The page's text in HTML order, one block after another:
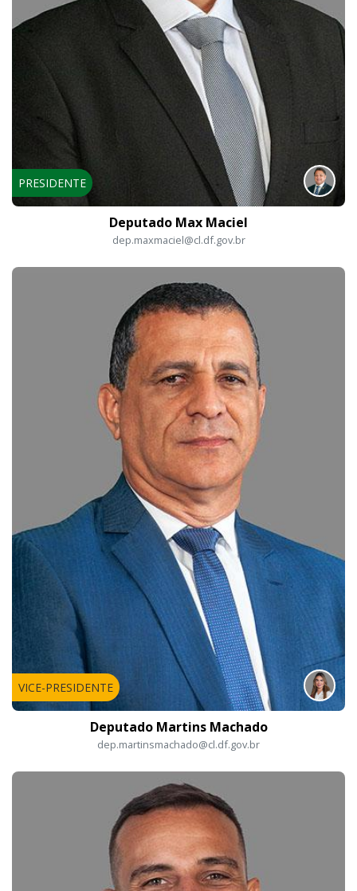
PRESIDENTE
Deputado Max Maciel
dep.maxmaciel@cl.df.gov.br
VICE-PRESIDENTE
Deputado Martins Machado
dep.martinsmachado@cl.df.gov.br